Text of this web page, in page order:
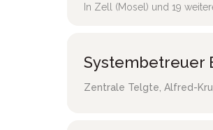
In Zell (Mosel) und 19
Systembetreuer
Zentrale Telgte Alfred-